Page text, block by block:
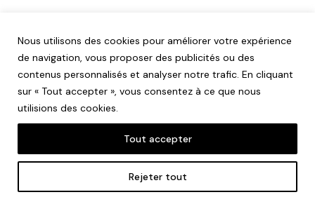
Nous utilisons des cookies pour améliorer votre expérience
de navigation, vous proposer des publicités ou des
contenus personnalisés et analyser notre trafic. En cliquant
sur « Tout accepter », vous consentez à ce que nous
utilisions des cookies.
Rejeter tout
Tout accepter